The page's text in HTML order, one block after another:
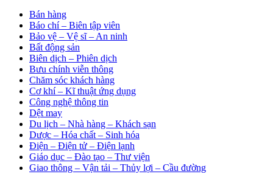
Bán hàng
Báo chí – Biên tập viên
Bảo vệ – Vệ sĩ – An ninh
Bất động sản
Biên dịch – Phiên dịch
Bưu chính viễn thông
Chăm sóc khách hàng
Cơ khí – Kĩ thuật ứng dụng
Công nghệ thông tin
Dệt may
Du lịch – Nhà hàng – Khách sạn
Dược – Hóa chất – Sinh hóa
Điện – Điện tử – Điện lạnh
Giáo dục – Đào tạo – Thư viện
Giao thông – Vận tải – Thủy lợi – Cầu đường